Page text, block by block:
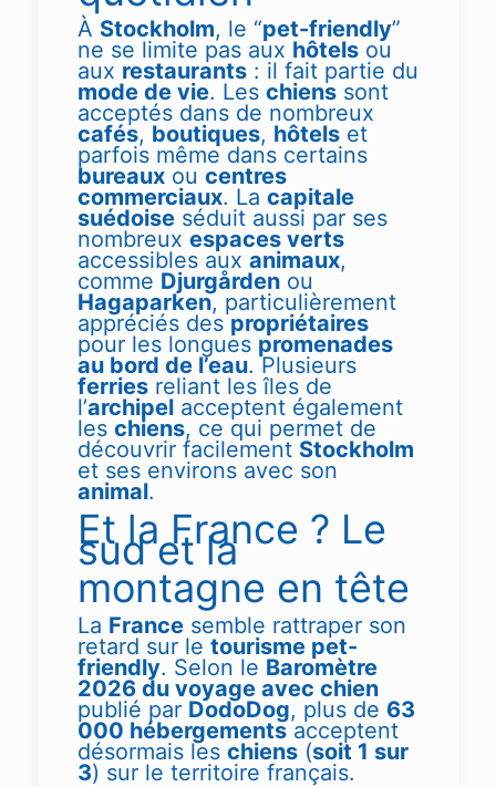
À Stockholm, le “pet-friendly”
ne se limite pas aux hôtelsou
aux restaurants: il fait partie du
mode de vie. Les chienssont
acceptés dans de nombreux
cafés, boutiques, hôtelset
parfois même dans certains
bureauxou centres
commerciaux. La capitale
suédoiseséduit aussi par ses
nombreux espaces verts
accessibles aux animaux,
comme Djurgårdenou
Hagaparken, particulièrement
appréciés despropriétaires
pour les longues promenades
au bord de l’eau. Plusieurs
ferriesreliant les îles de
l’archipelacceptent également
les chiens, ce qui permet de
découvrir facilement Stockholm
et ses environs avec son
animal.
Et la France ? Le
sud et la
montagne en tête
La Francesemble rattraper son
retard sur le tourisme pet-
friendly. Selon le Baromètre
2026 du voyage avec chien
publié par DodoDog, plus de 63
000 hébergementsacceptent
désormais les chiens(soit 1 sur
3) sur le territoire français.